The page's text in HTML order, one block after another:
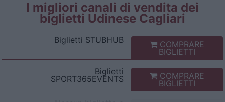
I migliori canali di vendita dei
biglietti Udinese Cagliari
Biglietti STUBHUB COMPRARE
BIGLIETTI
Biglietti
SPORT365EVENTS COMPRARE
BIGLIETTI